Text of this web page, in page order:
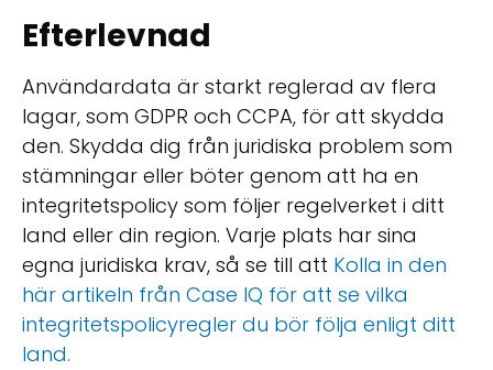
Efterlevnad
Användardata är starkt reglerad av flera
lagar, som GDPR och CCPA, för att skydda
den. Skydda dig från juridiska problem som
stämningar eller böter genom att ha en
integritetspolicy som följer regelverket i ditt
land eller din region. Varje plats har sina
egna juridiska krav, så se till att Kolla in den
här artikeln från Case IQ för att se vilka
integritetspolicyregler du bör följa enligt ditt
land.